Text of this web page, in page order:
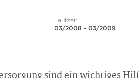
Laufzeit
03/2008 - 03/2009
sind ein wichtiges